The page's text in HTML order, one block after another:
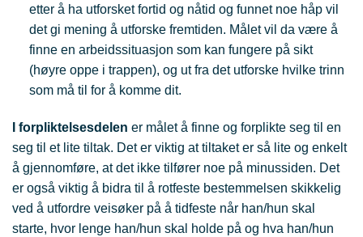
etter å ha utforsket fortid og nåtid og funnet noe håp vil
det gi mening å utforske fremtiden. Målet vil da være å
finne en arbeidssituasjon som kan fungere på sikt
(høyre oppe i trappen), og ut fra det utforske hvilke trinn
som må til for å komme dit.
I forpliktelsesdelen er målet å finne og forplikte seg til en
seg til et lite tiltak. Det er viktig at tiltaket er så lite og enkelt
å gjennomføre, at det ikke tilfører noe på minussiden. Det
er også viktig å bidra til å rotfeste bestemmelsen skikkelig
ved å utfordre veisøker på å tidfeste når han/hun skal
starte, hvor lenge han/hun skal holde på og hva han/hun